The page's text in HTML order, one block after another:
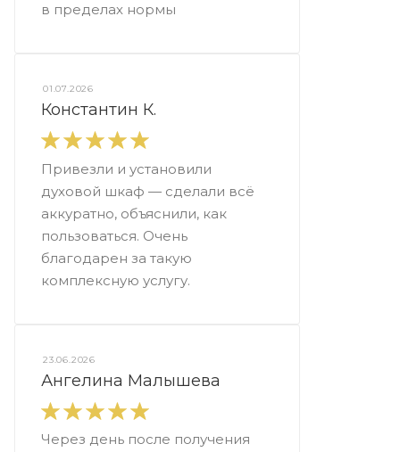
в пределах нормы
01.07.2026
Константин К.
Привезли и установили
духовой шкаф — сделали всё
аккуратно, объяснили, как
пользоваться. Очень
благодарен за такую
комплексную услугу.
23.06.2026
Ангелина Малышева
Через день после получения